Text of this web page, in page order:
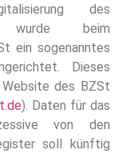
des
wurde beim
ein sogenanntes
Dieses
des BZSt
). Daten für das
von den
soll künftig